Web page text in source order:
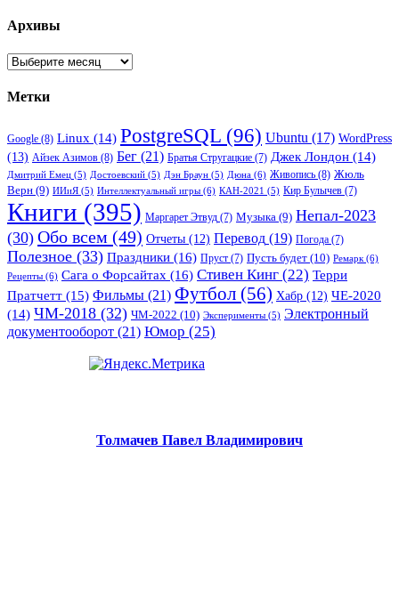
Архивы
Архивы
Метки
Google (8) Linux (14) PostgreSQL (96) Ubuntu (17) WordPress
(13) Айзек Азимов (8) Бег (21) Братья Стругацкие (7) Джек Лондон (14)
Дмитрий Емец (5) Достоевский (5) Дэн Браун (5) Дюна (6) Живопись (8) Жюль
Верн (9) ИИиЯ (5) Интеллектуальный игры (6) КАН-2021 (5) Кир Булычев (7)
Книги (395) Маргарет Этвуд (7) Музыка (9) Непал-2023
(30) Обо всем (49) Отчеты (12) Перевод (19) Погода (7)
Полезное (33) Праздники (16) Пруст (7) Пусть будет (10) Ремарк (6)
Рецепты (6) Сага о Форсайтах (16) Стивен Кинг (22) Терри
Пратчетт (15) Фильмы (21) Футбол (56) Хабр (12) ЧЕ-2020
(14) ЧМ-2018 (32) ЧМ-2022 (10) Эксперименты (5) Электронный
документооборот (21) Юмор (25)
Толмачев Павел Владимирович